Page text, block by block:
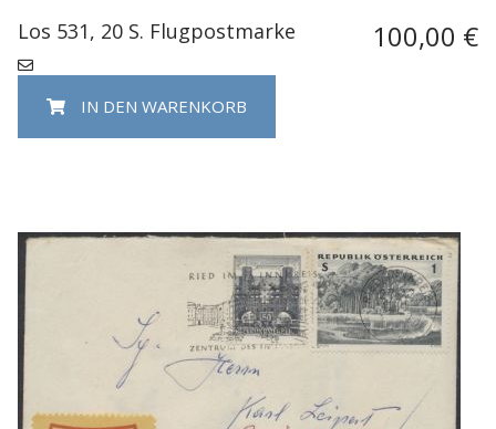
Los 531, 20 S. Flugpostmarke 100,00 €
IN DEN WARENKORB